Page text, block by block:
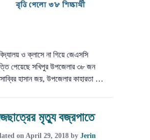
ও ক্লাসে না গিয়ে জেএসসি
পেয়েছে সখিপুর উপজেলার ৩৮ জন
সাব্বির হাসান জয়, উপজেলার কাহারতা …
মৃত্যু বজ্রপাতে
on April 29, 2018 by Jerin